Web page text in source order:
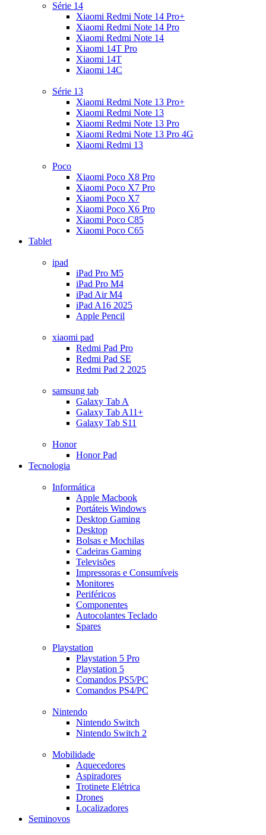
Série 14
Xiaomi Redmi Note 14 Pro+
Xiaomi Redmi Note 14 Pro
Xiaomi Redmi Note 14
Xiaomi 14T Pro
Xiaomi 14T
Xiaomi 14C
Série 13
Xiaomi Redmi Note 13 Pro+
Xiaomi Redmi Note 13
Xiaomi Redmi Note 13 Pro
Xiaomi Redmi Note 13 Pro 4G
Xiaomi Redmi 13
Poco
Xiaomi Poco X8 Pro
Xiaomi Poco X7 Pro
Xiaomi Poco X7
Xiaomi Poco X6 Pro
Xiaomi Poco C85
Xiaomi Poco C65
Tablet
ipad
iPad Pro M5
iPad Pro M4
iPad Air M4
iPad A16 2025
Apple Pencil
xiaomi pad
Redmi Pad Pro
Redmi Pad SE
Redmi Pad 2 2025
samsung tab
Galaxy Tab A
Galaxy Tab A11+
Galaxy Tab S11
Honor
Honor Pad
Tecnologia
Informática
Apple Macbook
Portáteis Windows
Desktop Gaming
Desktop
Bolsas e Mochilas
Cadeiras Gaming
Televisões
Impressoras e Consumíveis
Monitores
Periféricos
Componentes
Autocolantes Teclado
Spares
Playstation
Playstation 5 Pro
Playstation 5
Comandos PS5/PC
Comandos PS4/PC
Nintendo
Nintendo Switch
Nintendo Switch 2
Mobilidade
Aquecedores
Aspiradores
Trotinete Elétrica
Drones
Localizadores
Seminovos